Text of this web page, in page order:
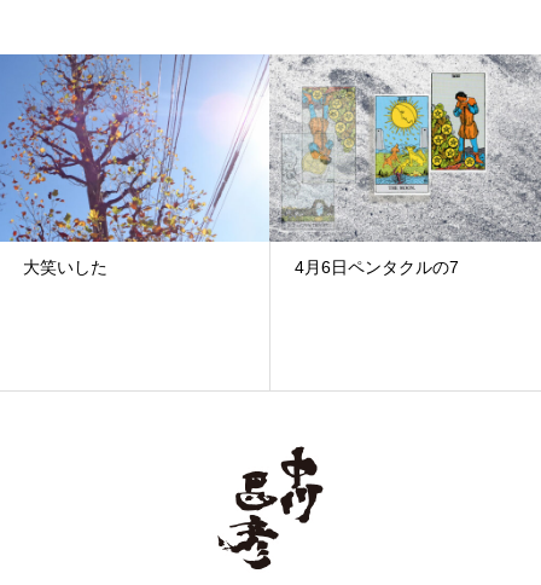
4月6日ペンタクルの7
2025年3月1日 土曜日 カ